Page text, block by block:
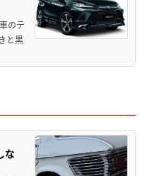
のテ
と黒
な